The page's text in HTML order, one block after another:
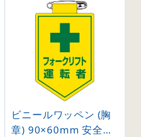
ビニールワッペン (胸
章) 90×60mm 安全ピ